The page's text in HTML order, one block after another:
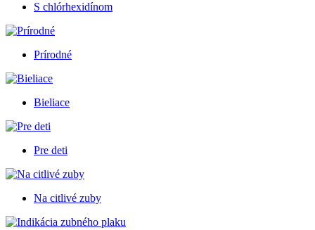
S chlórhexidínom
Prírodné
Bieliace
Pre deti
Na citlivé zuby